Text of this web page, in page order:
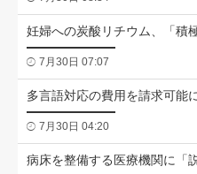
妊婦への炭酸リチウム、「積
7月30日 07:07
多言語対応の費用を請求可能
7月30日 04:20
病床を整備する医療機関に「